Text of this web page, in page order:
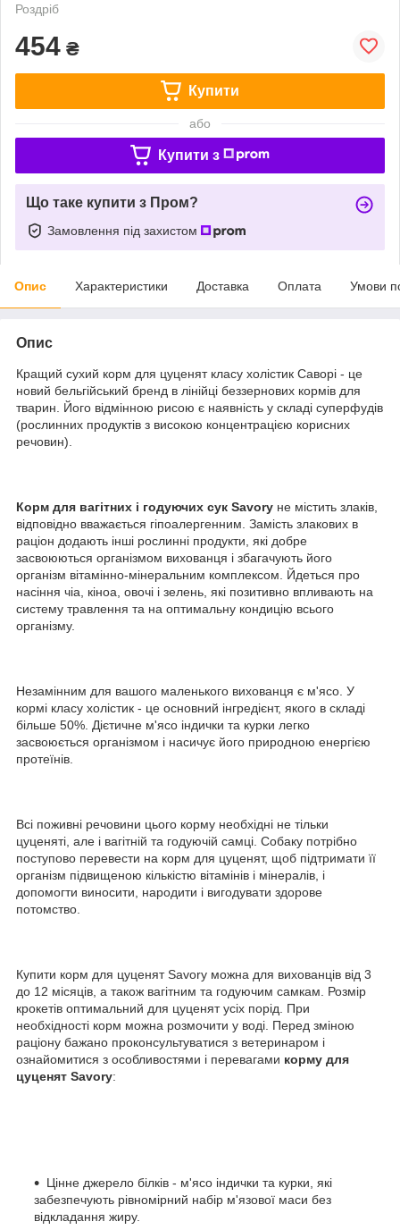
Роздріб
454 ₴
Купити
або
Купити з
Що таке купити з Пром?
Замовлення під захистом
Опис Характеристики Доставка Оплата Умови
Опис
Кращий сухий корм для цуценят класу холістик Саворі - це
новий бельгійський бренд в лінійці беззернових кормів для
тварин. Його відмінною рисою є наявність у складі суперфудів
(рослинних продуктів з високою концентрацією корисних
речовин).
Корм для вагітних і годуючих сук Savory не містить злаків,
відповідно вважається гіпоалергенним. Замість злакових в
раціон додають інші рослинні продукти, які добре
засвоюються організмом вихованця і збагачують його
організм вітамінно-мінеральним комплексом. Йдеться про
насіння чіа, кіноа, овочі і зелень, які позитивно впливають на
систему травлення та на оптимальну кондицію всього
організму.
Незамінним для вашого маленького вихованця є м'ясо. У
кормі класу холістик - це основний інгредієнт, якого в складі
більше 50%. Дієтичне м'ясо індички та курки легко
засвоюється організмом і насичує його природною енергією
протеїнів.
Всі поживні речовини цього корму необхідні не тільки
цуценяті, але і вагітній та годуючій самці. Собаку потрібно
поступово перевести на корм для цуценят, щоб підтримати її
організм підвищеною кількістю вітамінів і мінералів, і
допомогти виносити, народити і вигодувати здорове
потомство.
Купити корм для цуценят Savory можна для вихованців від 3
до 12 місяців, а також вагітним та годуючим самкам. Розмір
крокетів оптимальний для цуценят усіх порід. При
необхідності корм можна розмочити у воді. Перед зміною
раціону бажано проконсультуватися з ветеринаром і
ознайомитися з особливостями і перевагами корму для
цуценят Savory:
Цінне джерело білків - м'ясо індички та курки, які
забезпечують рівномірний набір м'язової маси без
відкладання жиру.